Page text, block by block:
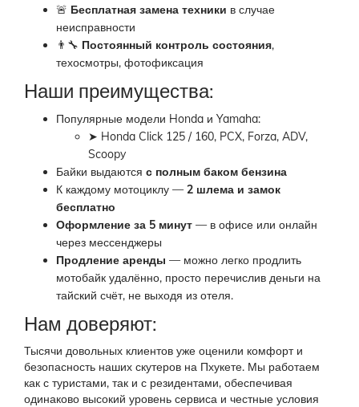
🚨 Бесплатная замена техники в случае
неисправности
👨‍🔧 Постоянный контроль состояния,
техосмотры, фотофиксация
Наши преимущества:
Популярные модели Honda и Yamaha:
➤ Honda Click 125 / 160, PCX, Forza, ADV,
Scoopy
Байки выдаются с полным баком бензина
К каждому мотоциклу —2 шлема и замок
бесплатно
Оформление за 5 минут — в офисе или онлайн
через мессенджеры
Продление аренды — можно легко продлить
мотобайк удалённо, просто перечислив деньги на
тайский счёт, не выходя из отеля.
Нам доверяют:
Тысячи довольных клиентов уже оценили комфорт и
безопасность наших скутеров на Пхукете. Мы работаем
как с туристами, так и с резидентами, обеспечивая
одинаково высокий уровень сервиса и честные условия